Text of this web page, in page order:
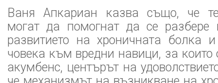
Ваня Апкариан казва също, че
могат да помогнат да се разбере
развитието на хроничната болка
човека към вредни навици, за които
акумбенс, центърът на